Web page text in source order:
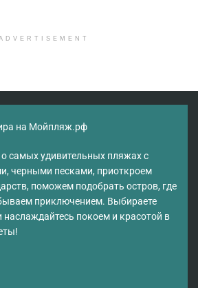
самых удивительных пляжах с
черными песками, приоткроем
поможем подобрать остров, где
приключением. Выбираете
покоем и красотой в